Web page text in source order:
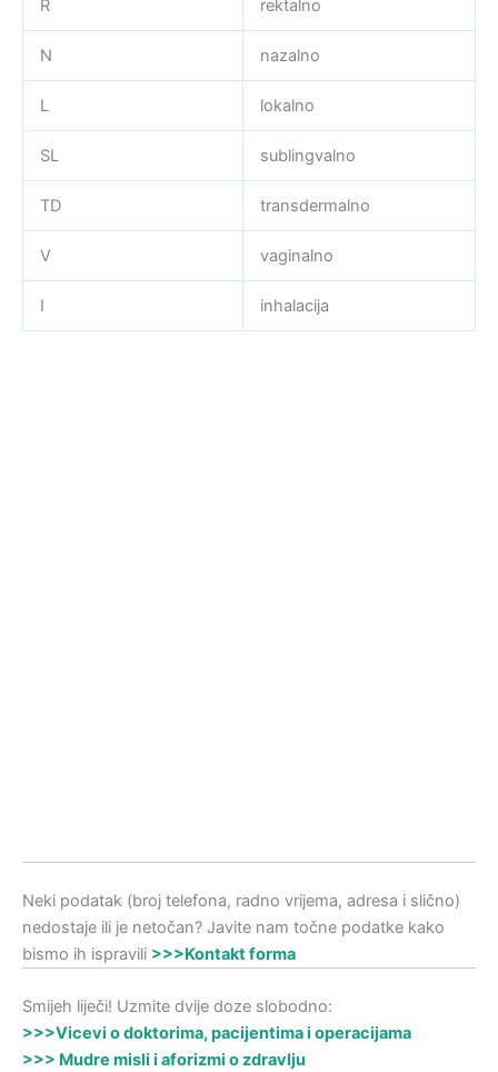
R rektalno
N nazalno
L lokalno
SL sublingvalno
TD transdermalno
V vaginalno
I inhalacija
Neki podatak (broj telefona, radno vrijema, adresa i slično)
nedostaje ili je netočan? Javite nam točne podatke kako
bismo ih ispravili >>>Kontakt forma
Smijeh liječi! Uzmite dvije doze slobodno:
>>>Vicevi o doktorima, pacijentima i operacijama
>>> Mudre misli i aforizmi o zdravlju